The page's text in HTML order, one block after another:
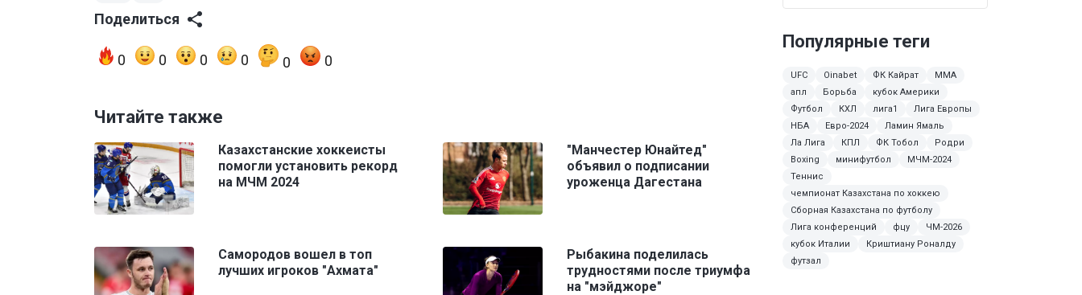
Поделиться
0 0 0 0 0 0
Читайте также
Казахстанские хоккеисты
помогли установить рекорд
на МЧМ 2024
"Манчестер Юнайтед"
объявил о подписании
уроженца Дагестана
Самородов вошел в топ
лучших игроков "Ахмата"
Рыбакина поделилась
трудностями после триумфа
на "мэйджоре"
Популярные теги
UFC Oinabet ФК Кайрат
ММА
апл
Борьба
кубок Америки
Футбол
КХЛ лига1
Лига Европы
НБА
Евро-2024
Ламин Ямаль
Ла Лига
КПЛ ФК Тобол
Родри
Boxing
минифутбол
МЧМ-2024
Теннис
чемпионат Казахстана по хоккею
Сборная Казахстана по футболу
Лига конференций
фцу
ЧМ-2026
кубок Италии
Криштиану Роналду
футзал